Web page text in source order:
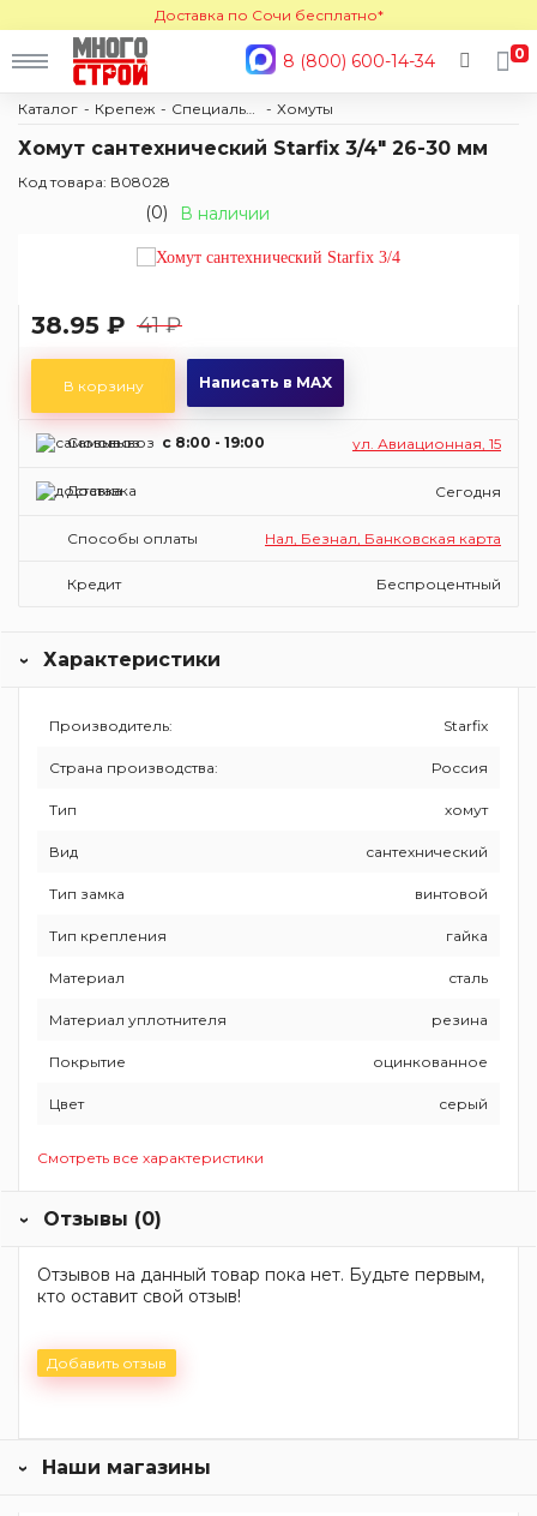
Доставка по Сочи бесплатно*
8 (800) 600-14-34 0
Каталог Крепеж Хомуты
Хомут сантехнический Starfix 3/4" 26-30 мм
Код товара: В08028
(0) В наличии
38.95 ₽ 41 ₽
В корзину Написать в MAX
Самовывоз c 8:00 - 19:00 ул. Авиационная, 15
Доставка Сегодня
Способы оплаты Нал, Безнал, Банковская карта
Кредит Беспроцентный
Характеристики
Производитель: Starfix
Страна производства: Россия
Тип хомут
Вид сантехнический
Тип замка винтовой
Тип крепления гайка
Материал сталь
Материал уплотнителя резина
Покрытие оцинкованное
Цвет серый
Смотреть все характеристики
Отзывы (0)
Отзывов на данный товар пока нет. Будьте первым,
кто оставит свой отзыв!
Добавить отзыв
Наши магазины